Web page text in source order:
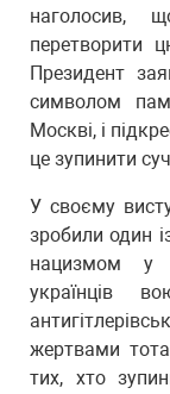
наголосив,
перетворити
Президент
символом
Москві, і
це зупинити
У своєму
зробили один
нацизмом у
українців
жертвами
тих, хто